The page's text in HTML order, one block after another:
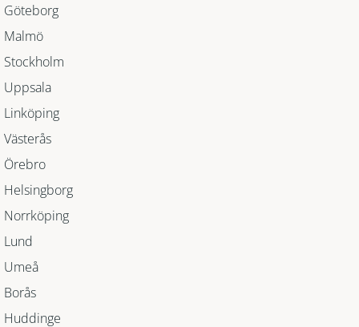
Göteborg
Malmö
Stockholm
Uppsala
Linköping
Västerås
Örebro
Helsingborg
Norrköping
Lund
Umeå
Borås
Huddinge